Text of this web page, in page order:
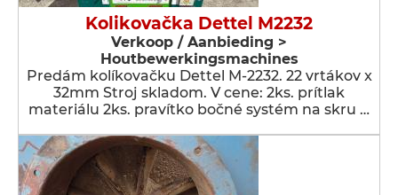
Kolikovačka Dettel M2232
Verkoop / Aanbieding >
Houtbewerkingsmachines
Predám kolíkovačku Dettel M-2232. 22 vrtákov x
32mm Stroj skladom. V cene: 2ks. prítlak
materiálu 2ks. pravítko bočné systém na skru …